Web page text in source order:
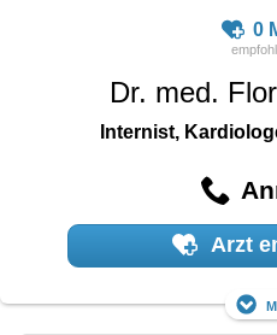
0
Dr. med.
Internist,
Arzt